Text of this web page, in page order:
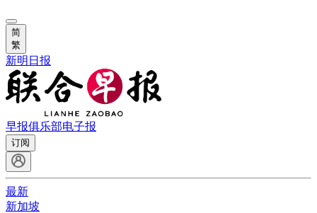
简
繁
新明日报
早报俱乐部电子报
订阅
最新
新加坡